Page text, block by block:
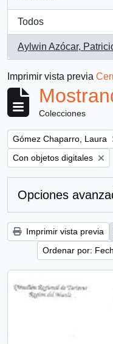
Todos
Aylwin Azócar,
, 1 resultados
Imprimir vista previa
Colecciones
Remove filter:
Gómez Chaparro, Laura
Remove filter:
Con objetos digitales
Opciones
Imprimir vista previa
Ordenar por: